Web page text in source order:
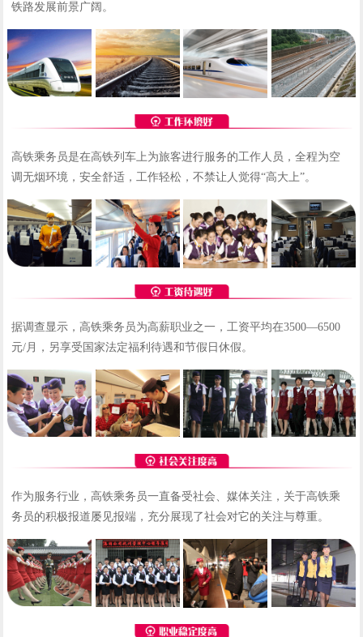
铁路发展前景广阔。
高铁乘务员是在高铁列车上为旅客进行服务的工作人员，全程为空
调无烟环境，安全舒适，工作轻松，不禁让人觉得“高大上”。
据调查显示，高铁乘务员为高薪职业之一，工资平均在3500—6500
元/月，另享受国家法定福利待遇和节假日休假。
作为服务行业，高铁乘务员一直备受社会、媒体关注，关于高铁乘
务员的积极报道屡见报端，充分展现了社会对它的关注与尊重。